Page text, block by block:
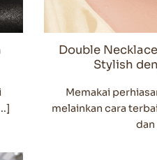
Double
Stylish
Memakai
melainkan cara
dan